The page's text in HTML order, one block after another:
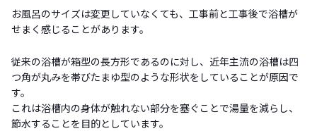
お風呂のサイズは変更していなくても、工事前と工事後で浴槽が
せまく感じることがあります。
従来の浴槽が箱型の長方形であるのに対し、近年主流の浴槽は四
つ角が丸みを帯びたまゆ型のような形状をしていることが原因で
す。
これは浴槽内の身体が触れない部分を塞ぐことで湯量を減らし、
節水することを目的としています。